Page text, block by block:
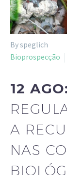
By speglich
Bioprospecção
12 AGO:
A
NAS